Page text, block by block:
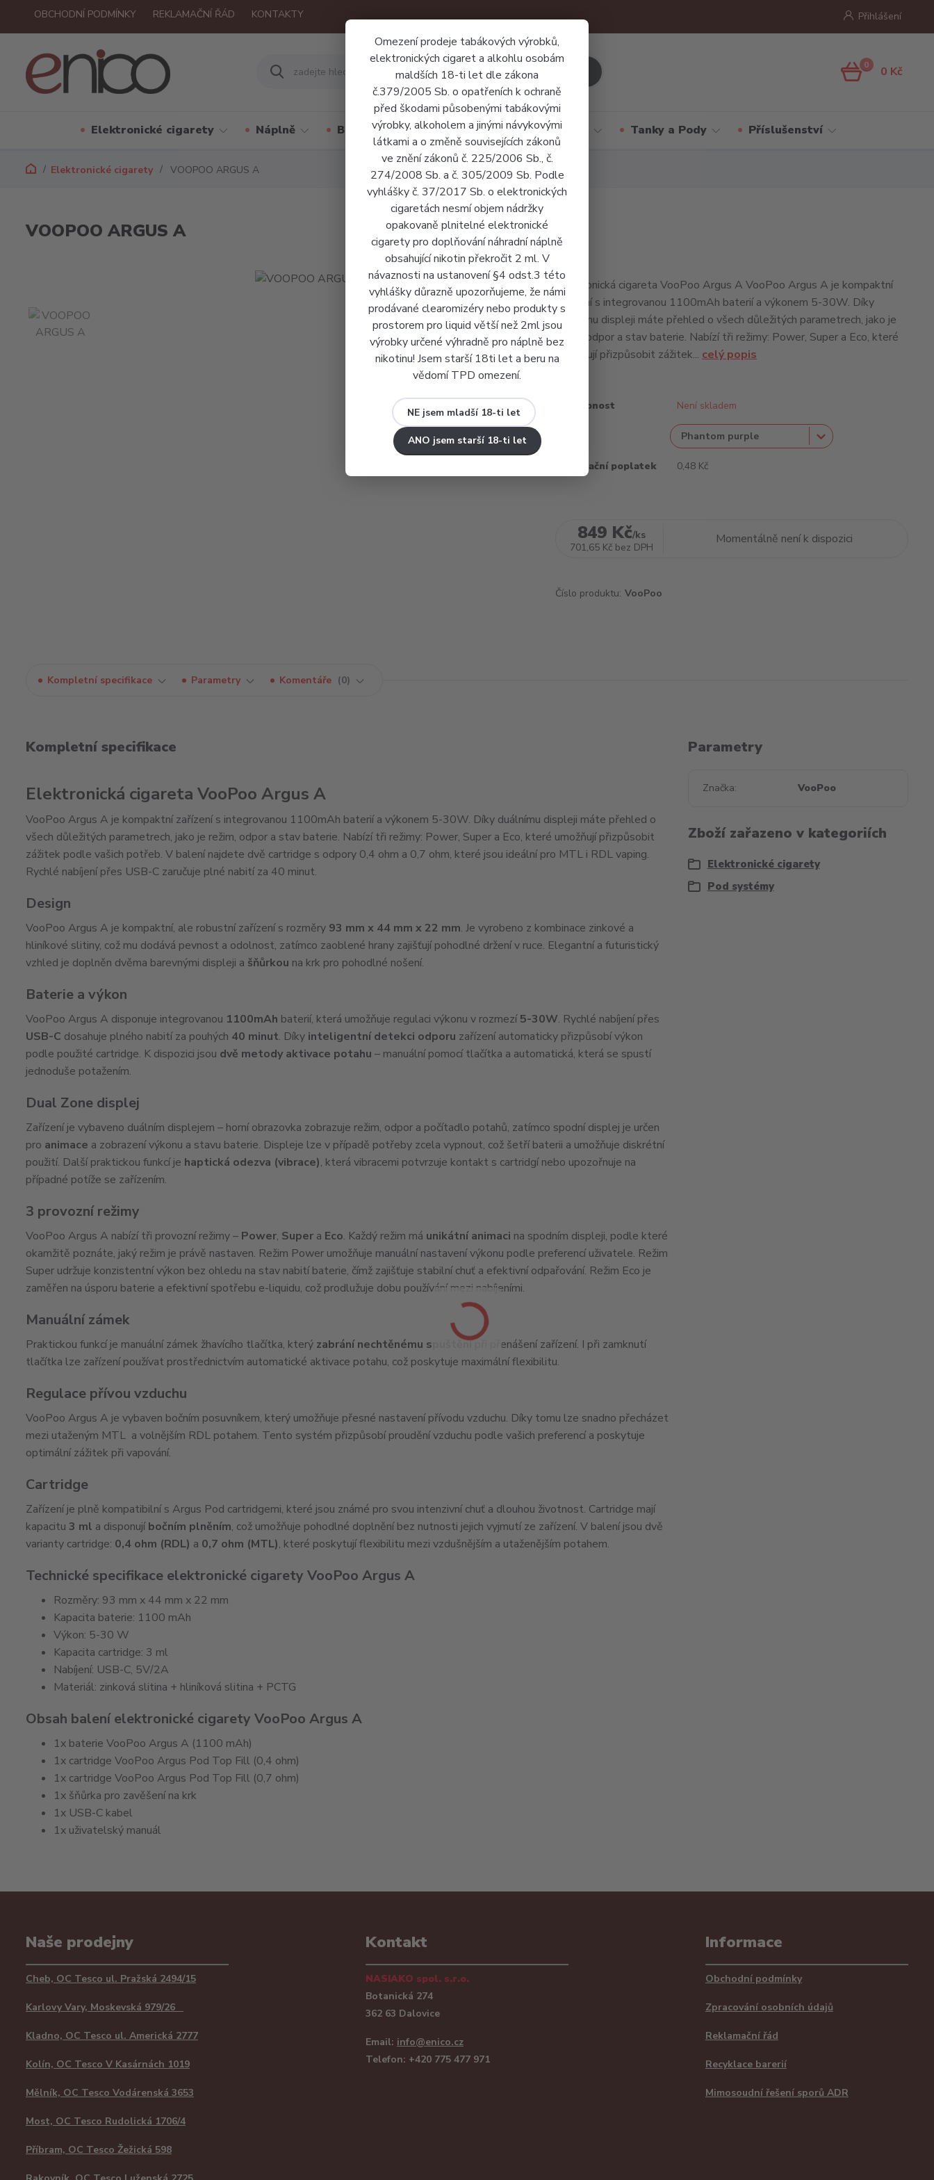
Omezení prodeje tabákových výrobků,
elektronických cigaret a alkohlu osobám
maldších 18-ti let dle zákona
č.379/2005 Sb. o opatřeních k ochraně
před škodami působenými tabákovými
výrobky, alkoholem a jinými návykovými
látkami a o změně souvisejících zákonů
ve znění zákonů č. 225/2006 Sb., č.
274/2008 Sb. a č. 305/2009 Sb. Podle
vyhlášky č. 37/2017 Sb. o elektronických
cigaretách nesmí objem nádržky
opakovaně plnitelné elektronické
cigarety pro doplňování náhradní náplně
obsahující nikotin překročit 2 ml. V
návaznosti na ustanovení §4 odst.3 této
vyhlášky důrazně upozorňujeme, že námi
prodávané clearomizéry nebo produkty s
prostorem pro liquid větší než 2ml jsou
výrobky určené výhradně pro náplně bez
nikotinu! Jsem starší 18ti let a beru na
vědomí TPD omezení.
NE jsem mladší 18-ti let
ANO jsem starší 18-ti let
OBCHODNÍ PODMÍNKY REKLAMAČNÍ ŘÁD KONTAKTY Přihlášení
0 0 Kč
Elektronické cigarety Náplně Báze a příchutě Jednorázové cigarety Tanky a Pody Příslušenství
Elektronické cigarety VOOPOO ARGUS A
VOOPOO ARGUS A
Elektronická cigareta VooPoo Argus A VooPoo Argus A je kompaktní
zařízení s integrovanou 1100mAh baterií a výkonem 5-30W. Díky
duálnímu displeji máte přehled o všech důležitých parametrech, jako je
režim, odpor a stav baterie. Nabízí tři režimy: Power, Super a Eco, které
umožňují přizpůsobit zážitek... celý popis
Dostupnost Není skladem
Recyklační poplatek 0,48 Kč
849 Kč/ks
701,65 Kč bez DPH
Momentálně není k dispozici
Číslo produktu: VooPoo
Kompletní specifikace Parametry Komentáře 0
Kompletní specifikace
Elektronická cigareta VooPoo Argus A
VooPoo Argus A je kompaktní zařízení s integrovanou 1100mAh baterií a výkonem 5-30W. Díky duálnímu displeji máte přehled o
všech důležitých parametrech, jako je režim, odpor a stav baterie. Nabízí tři režimy: Power, Super a Eco, které umožňují přizpůsobit
zážitek podle vašich potřeb. V balení najdete dvě cartridge s odpory 0,4 ohm a 0,7 ohm, které jsou ideální pro MTL i RDL vaping.
Rychlé nabíjení přes USB-C zaručuje plné nabití za 40 minut.
Design
VooPoo Argus A je kompaktní, ale robustní zařízení s rozměry 93 mm x 44 mm x 22 mm. Je vyrobeno z kombinace zinkové a
hliníkové slitiny, což mu dodává pevnost a odolnost, zatímco zaoblené hrany zajišťují pohodlné držení v ruce. Elegantní a futuristický
vzhled je doplněn dvěma barevnými displeji a šňůrkou na krk pro pohodlné nošení.
Baterie a výkon
VooPoo Argus A disponuje integrovanou 1100mAh baterií, která umožňuje regulaci výkonu v rozmezí5-30W. Rychlé nabíjení přes
USB-C dosahuje plného nabití za pouhých 40 minut. Díky inteligentní detekci odporu zařízení automaticky přizpůsobí výkon
podle použité cartridge. K dispozici jsou dvě metody aktivace potahu – manuální pomocí tlačítka a automatická, která se spustí
jednoduše potažením.
Dual Zone displej
Zařízení je vybaveno duálním displejem – horní obrazovka zobrazuje režim, odpor a počítadlo potahů, zatímco spodní displej je určen
pro animace a zobrazení výkonu a stavu baterie. Displeje lze v případě potřeby zcela vypnout, což šetří baterii a umožňuje diskrétní
použití. Další praktickou funkcí je haptická odezva (vibrace), která vibracemi potvrzuje kontakt s cartridgí nebo upozořnuje na
případné potíže se zařízením.
3 provozní režimy
VooPoo Argus A nabízí tři provozní režimy – Power, Super a Eco. Každý režim má unikátní animaci na spodním displeji, podle které
okamžitě poznáte, jaký režim je právě nastaven. Režim Power umožňuje manuální nastavení výkonu podle preferencí uživatele. Režim
Super udržuje konzistentní výkon bez ohledu na stav nabití baterie, čímž zajišťuje stabilní chuť a efektivní odpařování. Režim Eco je
zaměřen na úsporu baterie a efektivní spotřebu e-liquidu, což prodlužuje dobu používání mezi nabíjeními.
Manuální zámek
Praktickou funkcí je manuální zámek žhavícího tlačítka, který zabrání nechtěnému spuštěnípři přenášení zařízení. I při zamknutí
tlačítka lze zařízení používat prostřednictvím automatické aktivace potahu, což poskytuje maximální flexibilitu.
Regulace přívou vzduchu
VooPoo Argus A je vybaven bočním posuvníkem, který umožňuje přesné nastavení přívodu vzduchu. Díky tomu lze snadno přecházet
mezi utaženým MTL a volnějším RDL potahem. Tento systém přizpůsobí proudění vzduchu podle vašich preferencí a poskytuje
optimální zážitek při vapování.
Cartridge
Zařízení je plně kompatibilní s Argus Pod cartridgemi, které jsou známé pro svou intenzivní chuť a dlouhou životnost. Cartridge mají
kapacitu 3 ml a disponujíbočním plněním, což umožňuje pohodlné doplnění bez nutnosti jejich vyjmutí ze zařízení. V balení jsou dvě
varianty cartridge: 0,4 ohm (RDL) a 0,7 ohm (MTL), které poskytují flexibilitu mezi vzdušnějším a utaženějším potahem.
Technické specifikace elektronické cigarety VooPoo Argus A
Rozměry: 93 mm x 44 mm x 22 mm
Kapacita baterie: 1100 mAh
Výkon: 5-30 W
Kapacita cartridge: 3 ml
Nabíjení: USB-C, 5V/2A
Materiál: zinková slitina + hliníková slitina + PCTG
Obsah balení elektronické cigarety VooPoo Argus A
1x baterie VooPoo Argus A (1100 mAh)
1x cartridge VooPoo Argus Pod Top Fill (0,4 ohm)
1x cartridge VooPoo Argus Pod Top Fill (0,7 ohm)
1x šňůrka pro zavěšení na krk
1x USB-C kabel
1x uživatelský manuál
Parametry
Značka VooPoo
Zboží zařazeno v kategoriích
Elektronické cigarety
Pod systémy
Naše prodejny
Cheb, OC Tesco ul. Pražská 2494/15
Karlovy Vary, Moskevská 979/26
Kladno, OC Tesco ul. Americká 2777
Kolín, OC Tesco V Kasárnách 1019
Mělník, OC Tesco Vodárenská 3653
Most, OC Tesco Rudolická 1706/4
Příbram, OC Tesco Žežická 598
Kontakt
NASIAKO spol. s.r.o.
Botanická 274
362 63 Dalovice
Email: info@enico.cz
Telefon: +420 775 477 971
Informace
Obchodní podmínky
Zpracování osobních údajů
Reklamační řád
Recyklace barerií
Mimosoudní řešení sporů ADR